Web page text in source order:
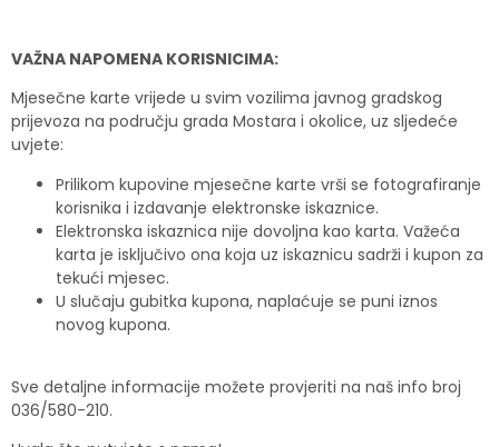
VAŽNA NAPOMENA KORISNICIMA:
Mjesečne karte vrijede u svim vozilima javnog gradskog
prijevoza na području grada Mostara i okolice, uz sljedeće
uvjete:
Prilikom kupovine mjesečne karte vrši se fotografiranje
korisnika i izdavanje elektronske iskaznice.
Elektronska iskaznica nije dovoljna kao karta. Važeća
karta je isključivo ona koja uz iskaznicu sadrži i kupon za
tekući mjesec.
U slučaju gubitka kupona, naplaćuje se puni iznos
novog kupona.
Sve detaljne informacije možete provjeriti na naš info broj
036/580-210.